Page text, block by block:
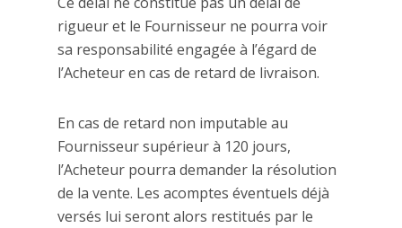
rigueur et le Fournisseur ne pourra voir
sa responsabilité engagée à l’égard de
l’Acheteur en cas de retard de livraison.
En cas de retard non imputable au
Fournisseur supérieur à 120 jours,
l’Acheteur pourra demander la résolution
de la vente. Les acomptes éventuels déjà
versés lui seront alors restitués par le